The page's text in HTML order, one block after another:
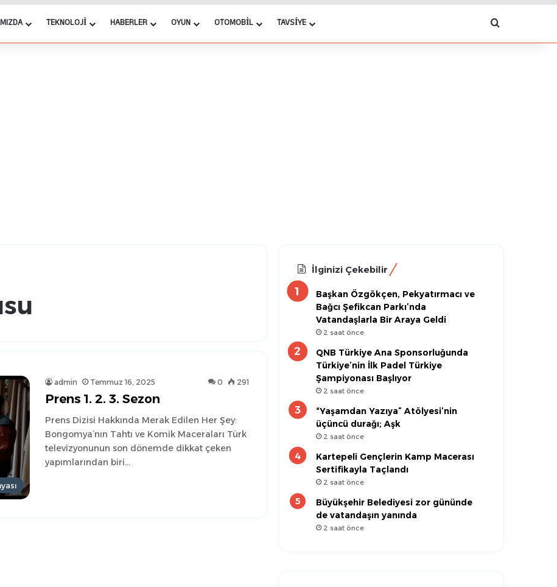
TEKNOLOJI HABERLER OYUN OTOMOBIL TAVSIYE Arama yap
admin Temmuz 16, 2025 0 291
Prens 1. 2. 3. Sezon
Prens Dizisi Hakkında Merak Edilen Her Şey:
Bongomya’nın Tahtı ve Komik Maceraları Türk
televizyonunun son dönemde dikkat çeken
yapımlarından biri…
İlginizi Çekebilir
Başkan Özgökçen, Pekyatırmacı ve
Bağcı Şefikcan Parkı’nda
Vatandaşlarla Bir Araya Geldi
2 saat önce
QNB Türkiye Ana Sponsorluğunda
Türkiye’nin İlk Padel Türkiye
Şampiyonası Başlıyor
2 saat önce
“Yaşamdan Yazıya” Atölyesi’nin
üçüncü durağı; Aşk
2 saat önce
Kartepeli Gençlerin Kamp Macerası
Sertifikayla Taçlandı
2 saat önce
Büyükşehir Belediyesi zor gününde
de vatandaşın yanında
2 saat önce